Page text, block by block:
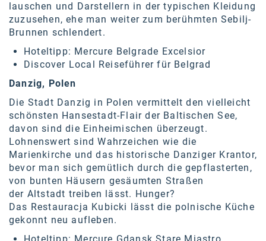
lauschen und Darstellern in der typischen Kleidung
zuzusehen, ehe man weiter zum berühmten Sebilj-
Brunnen schlendert.
Hoteltipp: Mercure Belgrade Excelsior
Discover Local Reiseführer für Belgrad
Danzig, Polen
Die Stadt Danzig in Polen vermittelt den vielleicht
schönsten Hansestadt-Flair der Baltischen See,
davon sind die Einheimischen überzeugt.
Lohnenswert sind Wahrzeichen wie die
Marienkirche und das historische Danziger Krantor,
bevor man sich gemütlich durch die gepflasterten,
von bunten Häusern gesäumten Straßen
der Altstadt treiben lässt. Hunger?
Das Restauracja Kubicki lässt die polnische Küche
gekonnt neu aufleben.